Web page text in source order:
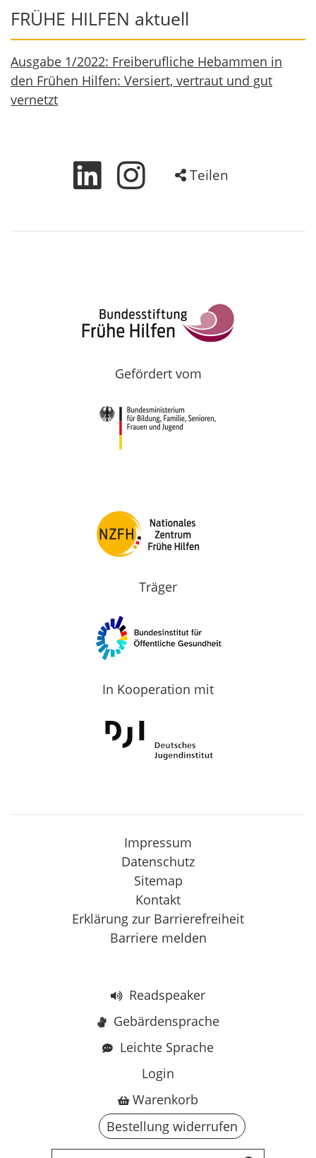
FRÜHE HILFEN aktuell
Ausgabe 1/2022: Freiberufliche Hebammen in
den Frühen Hilfen: Versiert, vertraut und gut
vernetzt
Teilen
Gefördert vom
Träger
In Kooperation mit
Impressum
Datenschutz
Sitemap
Kontakt
Erklärung zur Barrierefreiheit
Barriere melden
Readspeaker
Gebärdensprache
Leichte Sprache
Login
Warenkorb
Bestellung widerrufen